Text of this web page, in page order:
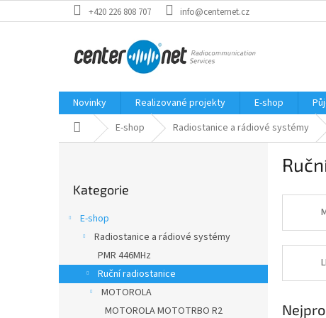
na
+420 226 808 707 info@centernet.cz
Novinky Realizované projekty E-shop
Domů E-shop Radiostanice a rádiové systémy
kategorie
Kategorie
E-shop
Radiostanice a rádiové systémy
PMR 446MHz
Ruční radiostanice
MOTOROLA
MOTOROLA MOTOTRBO R2